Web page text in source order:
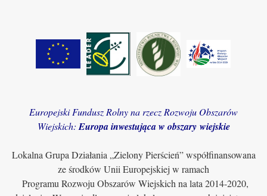
Europejski Fundusz Rolny na rzecz Rozwoju Obszarów
Wiejskich: Europa inwestująca w obszary wiejskie
Lokalna Grupa Działania „Zielony Pierścień” współfinansowana
ze środków Unii Europejskiej w ramach
Programu Rozwoju Obszarów Wiejskich na lata 2014-2020,